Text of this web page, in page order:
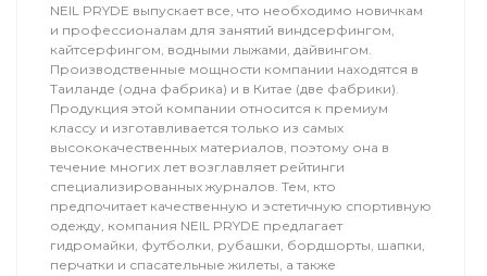
NEIL PRYDE выпускает все, что необходимо новичкам
и профессионалам для занятий виндсерфингом,
кайтсерфингом, водными лыжами, дайвингом.
Производственные мощности компании находятся в
Таиланде (одна фабрика) и в Китае (две фабрики).
Продукция этой компании относится к премиум
классу и изготавливается только из самых
высококачественных материалов, поэтому она в
течение многих лет возглавляет рейтинги
специализированных журналов. Тем, кто
предпочитает качественную и эстетичную спортивную
одежду, компания NEIL PRYDE предлагает
гидромайки, футболки, рубашки, бордшорты, шапки,
перчатки и спасательные жилеты, а также